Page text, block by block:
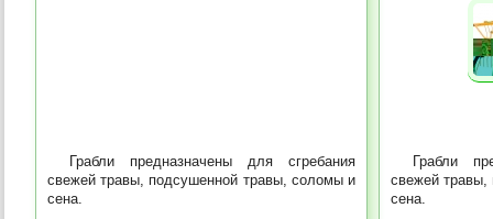
Грабли предназначены для сгребания
свежей травы, подсушенной травы, соломы и
сена.
Грабли
свежей
сена.